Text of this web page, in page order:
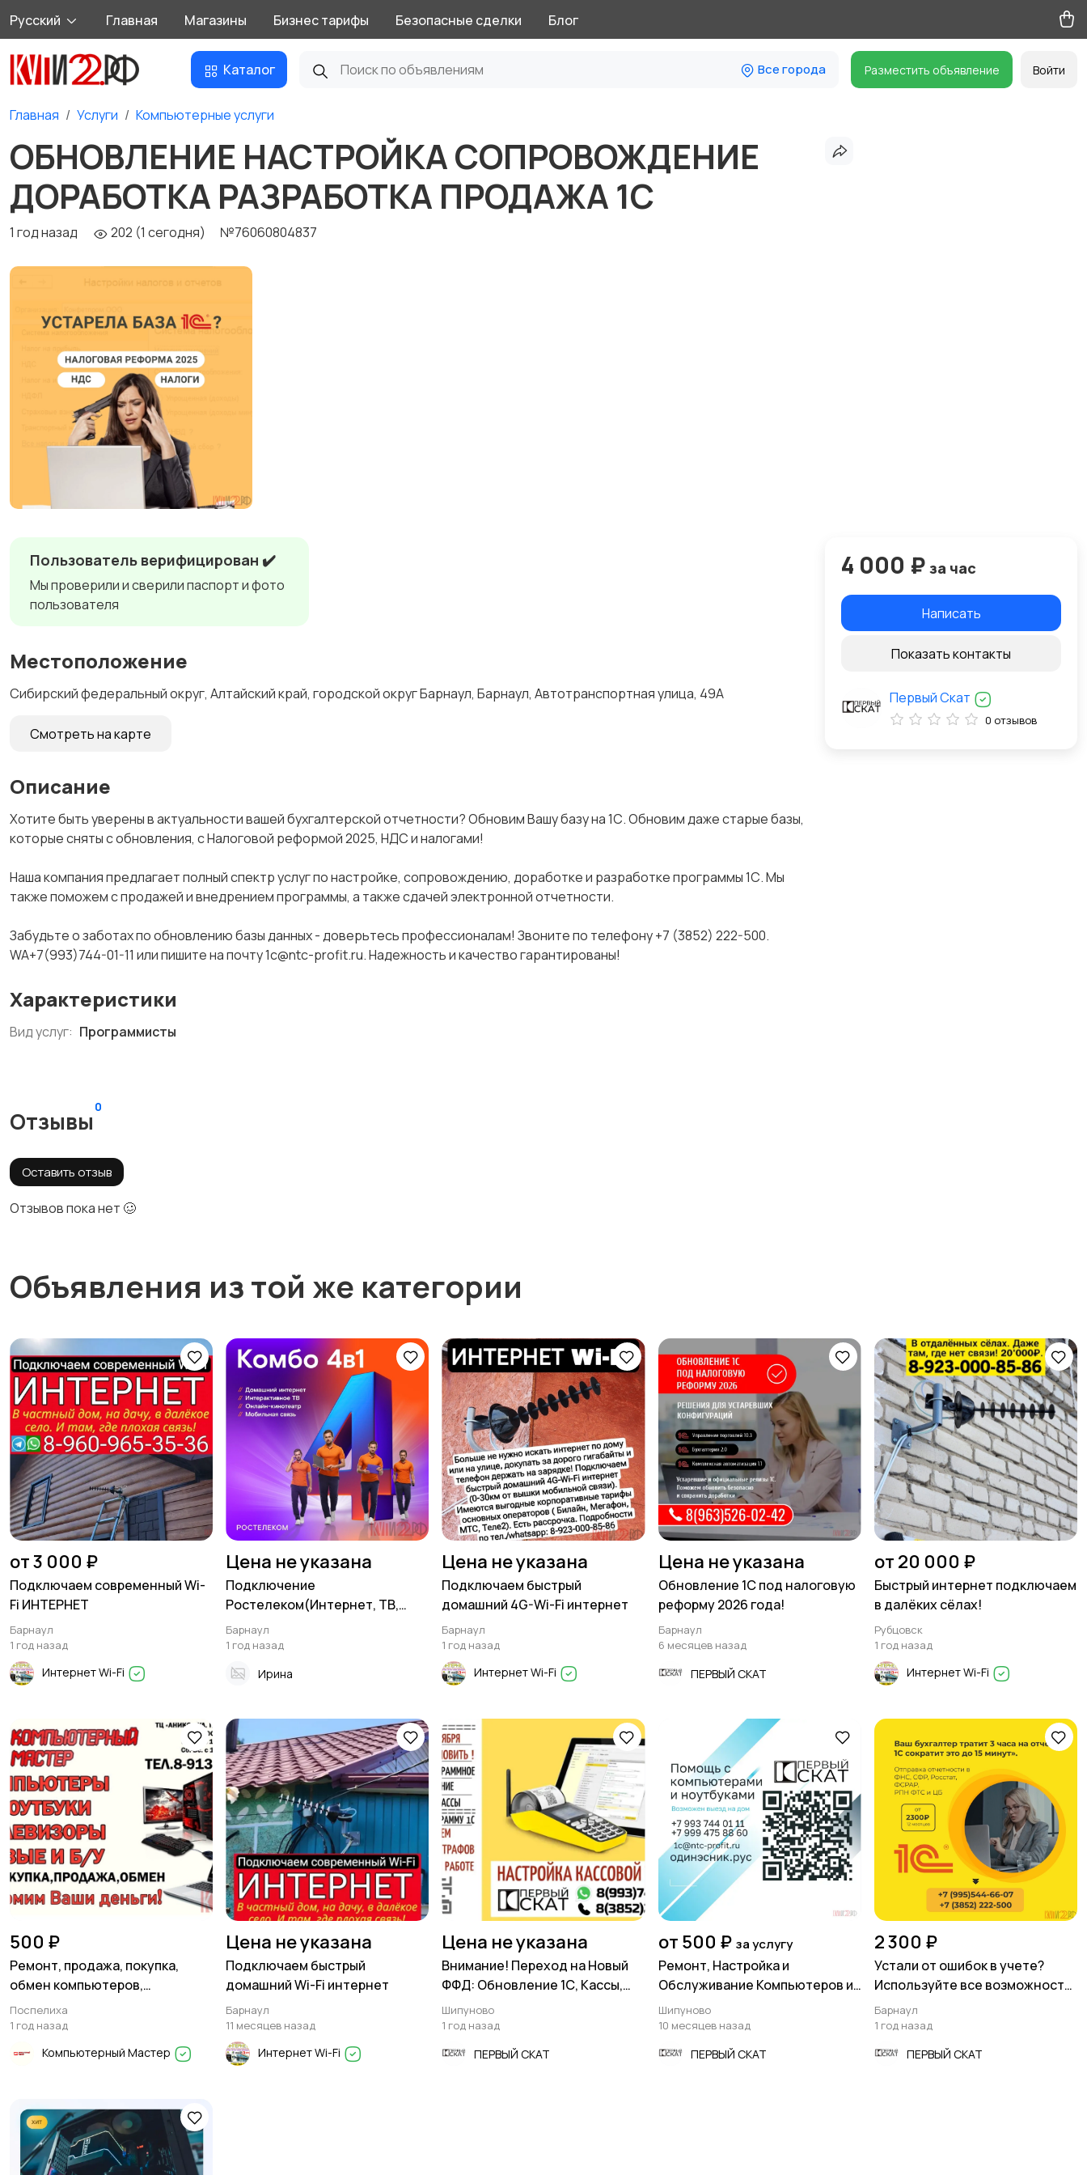
Русский Главная Магазины Бизнес тарифы Безопасные сделки Блог
Каталог Все города Разместить объявление Войти
Главная Услуги Компьютерные услуги
ОБНОВЛЕНИЕ НАСТРОЙКА СОПРОВОЖДЕНИЕ
ДОРАБОТКА РАЗРАБОТКА ПРОДАЖА 1С
1 год назад 202 (1 сегодня) №76060804837
Пользователь верифицирован ✔️
Мы проверили и сверили паспорт и фото
пользователя
Местоположение
Сибирский федеральный округ, Алтайский край, городской округ Барнаул, Барнаул, Автотранспортная улица, 49А
Смотреть на карте
Описание
Хотите быть уверены в актуальности вашей бухгалтерской отчетности? Обновим Вашу базу на 1С. Обновим даже старые базы,
которые сняты с обновления, с Налоговой реформой 2025, НДС и налогами!
Наша компания предлагает полный спектр услуг по настройке, сопровождению, доработке и разработке программы 1С. Мы
также поможем с продажей и внедрением программы, а также сдачей электронной отчетности.
Забудьте о заботах по обновлению базы данных - доверьтесь профессионалам! Звоните по телефону +7 (3852) 222-500.
WA+7(993)744-01-11 или пишите на почту 1c@ntc-profit.ru. Надежность и качество гарантированы!
Характеристики
Вид услуг: Программисты
Отзывы
0
Оставить отзыв
Отзывов пока нет 🥴
4 000 ₽ за час
Написать
Показать контакты
Первый Скат
0 отзывов
Объявления из той же категории
от 3 000 ₽
Подключаем современный Wi-
Fi ИНТЕРНЕТ
Барнаул
1 год назад
Интернет Wi-Fi
Цена не указана
Подключение
Ростелеком(Интернет, ТВ,
Видеонаблюдение, Мобильная
связь)
Барнаул
1 год назад
Ирина
Цена не указана
Подключаем быстрый
домашний 4G-Wi-Fi интернет
Барнаул
1 год назад
Интернет Wi-Fi
Цена не указана
Обновление 1С под налоговую
реформу 2026 года!
Барнаул
6 месяцев назад
ПЕРВЫЙ СКАТ
от 20 000 ₽
Быстрый интернет подключаем
в далёких сёлах!
Рубцовск
1 год назад
Интернет Wi-Fi
500 ₽
Ремонт, продажа, покупка,
обмен компьютеров,
ноутбуков, мониторов, тел
Поспелиха
1 год назад
Компьютерный Мастер
Цена не указана
Подключаем быстрый
домашний Wi-Fi интернет
Барнаул
11 месяцев назад
Интернет Wi-Fi
Цена не указана
Внимание! Переход на Новый
ФФД: Обновление 1С, Кассы,
Прошивки к 1 Сентября 2025!
Шипуново
1 год назад
ПЕРВЫЙ СКАТ
от 500 ₽ за услугу
Ремонт, Настройка и
Обслуживание Компьютеров и
Ноутбуков!
Шипуново
10 месяцев назад
ПЕРВЫЙ СКАТ
2 300 ₽
Устали от ошибок в учете?
Используйте все возможности
программы 1С!
Барнаул
1 год назад
ПЕРВЫЙ СКАТ